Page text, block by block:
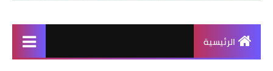
الرئيسية